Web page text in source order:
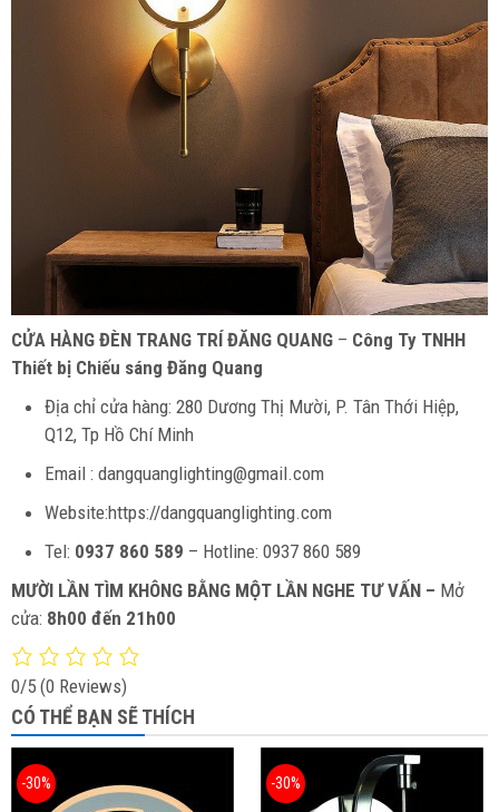
CỬA HÀNG ĐÈN TRANG TRÍ ĐĂNG QUANG – Công Ty TNHH
Thiết bị Chiếu sáng Đăng Quang
Địa chỉ cửa hàng: 280 Dương Thị Mười, P. Tân Thới Hiệp,
Q12, Tp Hồ Chí Minh
Email : dangquanglighting@gmail.com
Website:https://dangquanglighting.com
Tel: 0937 860 589 – Hotline: 0937 860 589
MƯỜI LẦN TÌM KHÔNG BẰNG MỘT LẦN NGHE TƯ VẤN – Mở
cửa: 8h00 đến 21h00
0/5 (0 Reviews)
CÓ THỂ BẠN SẼ THÍCH
-30% -30%